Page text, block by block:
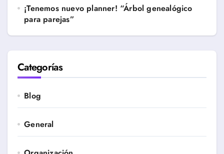
¡Tenemos nuevo planner! “Árbol genealógico
para parejas”
Categorías
Blog
General